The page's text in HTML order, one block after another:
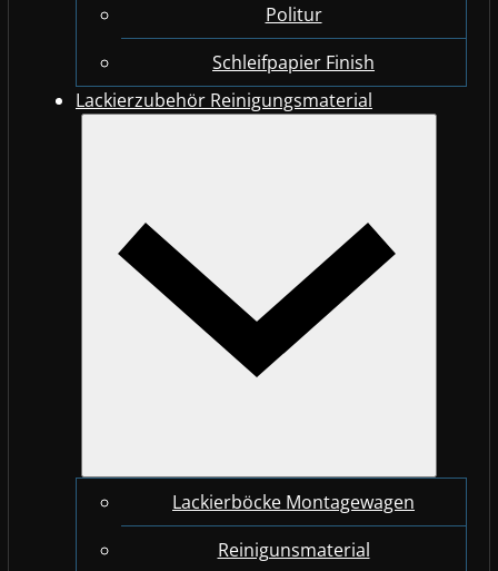
Politur
Schleifpapier Finish
Lackierzubehör Reinigungsmaterial
Lackierböcke Montagewagen
Reinigunsmaterial